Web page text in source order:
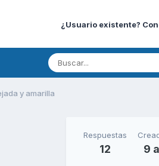
¿Usuario existente?
y amarilla
Respuestas
12 9 a